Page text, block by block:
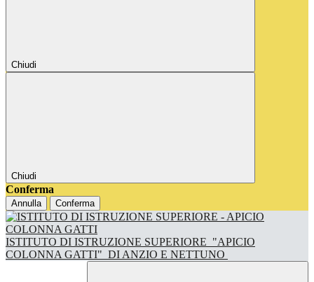
Chiudi
Chiudi
Conferma
Annulla Conferma
ISTITUTO DI ISTRUZIONE SUPERIORE "APICIO
COLONNA GATTI" DI ANZIO E NETTUNO